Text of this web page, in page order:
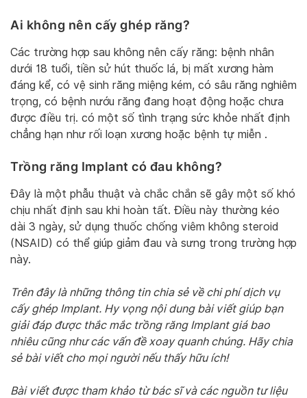
Ai không nên cấy ghép răng?
Các trường hợp sau không nên cấy răng: bệnh nhân
dưới 18 tuổi, tiền sử hút thuốc lá, bị mất xương hàm
đáng kể, có vệ sinh răng miệng kém, có sâu răng nghiêm
trọng, có bệnh nướu răng đang hoạt động hoặc chưa
được điều trị. có một số tình trạng sức khỏe nhất định
chẳng hạn như rối loạn xương hoặc bệnh tự miễn .
Trồng răng Implant có đau không?
Đây là một phẫu thuật và chắc chắn sẽ gây một số khó
chịu nhất định sau khi hoàn tất. Điều này thường kéo
dài 3 ngày, sử dụng thuốc chống viêm không steroid
(NSAID) có thể giúp giảm đau và sưng trong trường hợp
này.
Trên đây là những thông tin chia sẻ về chi phí dịch vụ
cấy ghép Implant. Hy vọng nội dung bài viết giúp bạn
giải đáp được thắc mắc trồng răng Implant giá bao
nhiêu cũng như các vấn đề xoay quanh chúng. Hãy chia
sẻ bài viết cho mọi người nếu thấy hữu ích!
Bài viết được tham khảo từ bác sĩ và các nguồn tư liệu